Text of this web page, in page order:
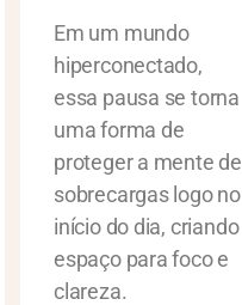
Em um mundo
hiperconectado,
essa pausa se torna
uma forma de
proteger a mente de
sobrecargas logo no
início do dia, criando
espaço para foco e
clareza.